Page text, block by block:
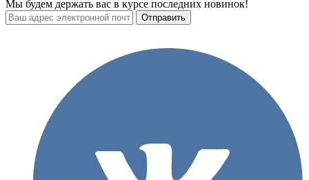
Мы будем держать вас в курсе последних новинок!